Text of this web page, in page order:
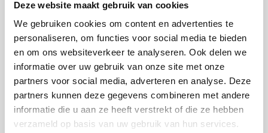
Deze website maakt gebruik van cookies
We gebruiken cookies om content en advertenties te
personaliseren, om functies voor social media te bieden
en om ons websiteverkeer te analyseren. Ook delen we
informatie over uw gebruik van onze site met onze
partners voor social media, adverteren en analyse. Deze
partners kunnen deze gegevens combineren met andere
informatie die u aan ze heeft verstrekt of die ze hebben
verzameld op basis van uw gebruik van hun services.
Anderen bekeken ook
Reflectorlampje | 2
lichtstanden | Met clip